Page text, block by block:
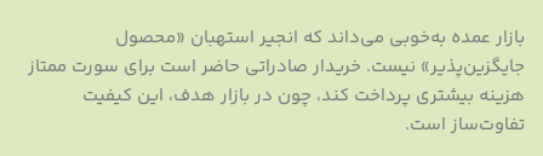
بازار عمده به‌خوبی می‌داند که انجیر استهبان «محصول
جایگزین‌پذیر» نیست. خریدار صادراتی حاضر است برای سورت ممتاز
هزینه بیشتری پرداخت کند، چون در بازار هدف، این کیفیت
تفاوت‌ساز است.